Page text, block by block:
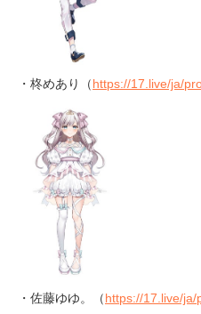
・柊めあり（https://17.live/ja/
・佐藤ゆゆ。（https://17.live/ja/